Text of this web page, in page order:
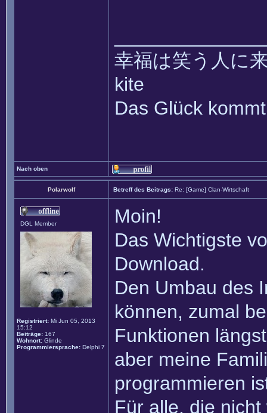
幸福は笑う人に
kite
Das Glück
Nach oben
Polarwolf Betreff des Beitrags: Re: [Game] Clan-Wirtschaft
DGL Member
Registriert: Mi Jun 05, 2013
15:12
Beiträge: 167
Wohnort: Glinde
Programmiersprache: Delphi 7
Moin!
Das Wichtigste
Download.
Den Umbau des
können, zumal
Funktionen
aber meine
programmieren
Für alle, die